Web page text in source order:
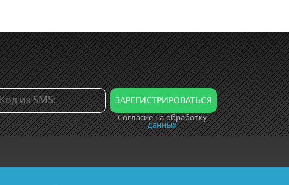
Согласие на обработку
данных